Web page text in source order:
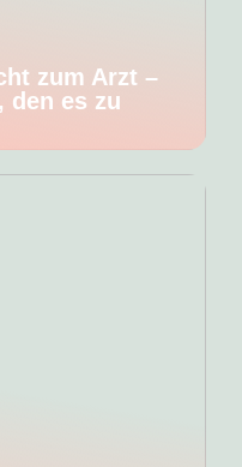
zum Arzt –
den es zu